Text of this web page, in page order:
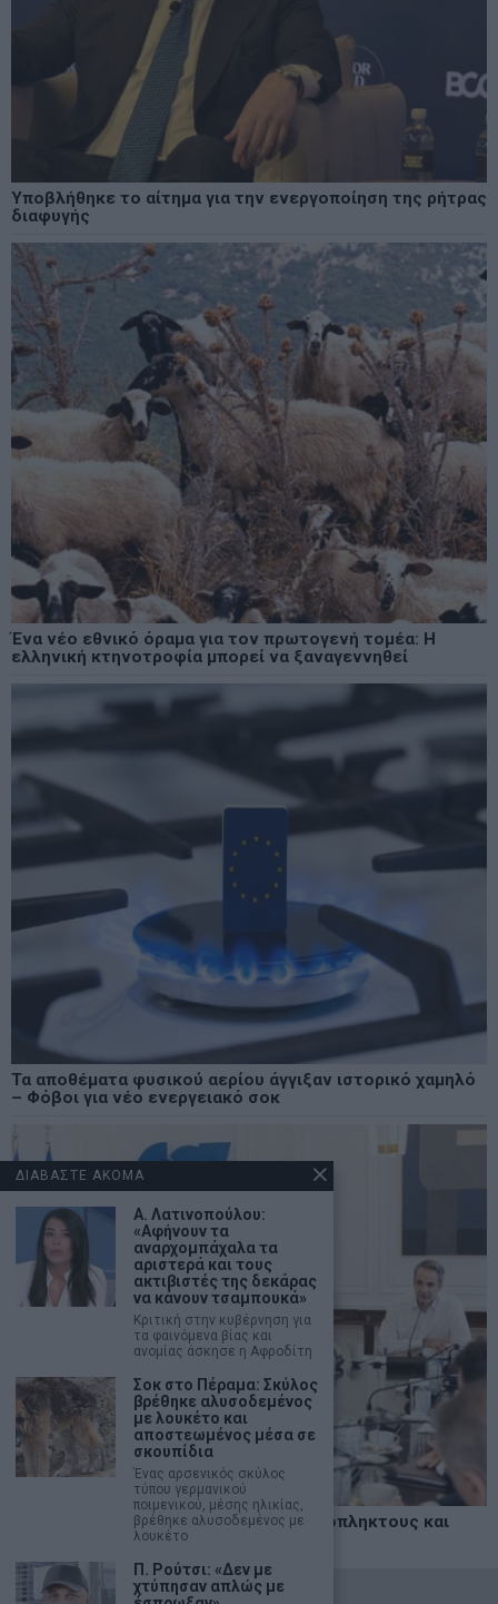
Υποβλήθηκε το αίτημα για την ενεργοποίηση της ρήτρας
διαφυγής
Ένα νέο εθνικό όραμα για τον πρωτογενή τομέα: Η
ελληνική κτηνοτροφία μπορεί να ξαναγεννηθεί
Τα αποθέματα φυσικού αερίου άγγιξαν ιστορικό χαμηλό
– Φόβοι για νέο ενεργειακό σοκ
Δυτική Αττική: Άμεση στήριξη σε πυρόπληκτους και
©2026- marketnews.gr - All Rights Reserved
ΔΙΑΒΑΣΤΕ ΑΚΟΜΑ
Α. Λατινοπούλου:
«Αφήνουν τα
αναρχομπάχαλα τα
αριστερά και τους
ακτιβιστές της δεκάρας
να κάνουν τσαμπουκά»
Κριτική στην κυβέρνηση για
τα φαινόμενα βίας και
ανομίας άσκησε η Αφροδίτη
Σοκ στο Πέραμα: Σκύλος
βρέθηκε αλυσοδεμένος
με λουκέτο και
αποστεωμένος μέσα σε
σκουπίδια
Ένας αρσενικός σκύλος
τύπου γερμανικού
ποιμενικού, μέσης ηλικίας,
βρέθηκε αλυσοδεμένος με
λουκέτο
Π. Ρούτσι: «Δεν με
χτύπησαν απλώς με